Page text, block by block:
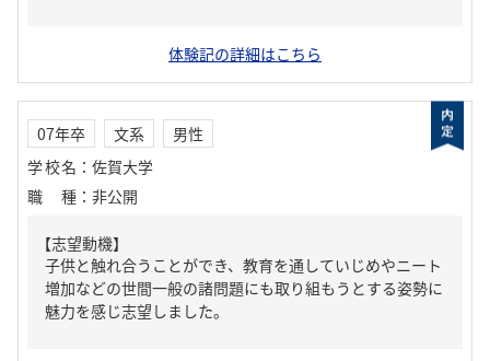
体験記の詳細はこちら
07年卒 文系
男性
学校名 ： 佐賀大学
職種 ： 非公開
【志望動機】
子供と触れ合うことができ、教育を通していじめやニート
増加などの世間一般の諸問題にも取り組もうとする姿勢に
魅力を感じ志望しました。